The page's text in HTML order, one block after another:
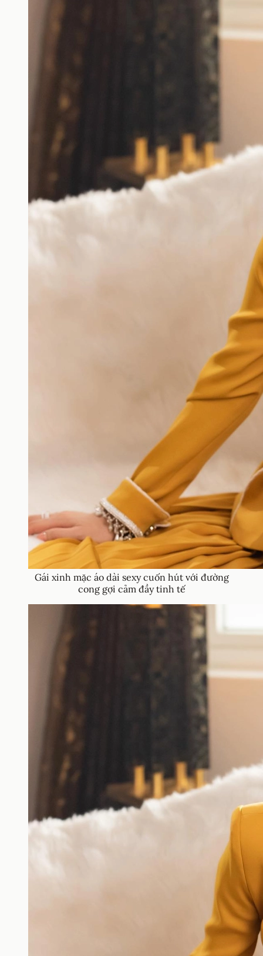
Gái xinh mặc áo dài sexy cuốn hút với đường
cong gợi cảm đầy tinh tế